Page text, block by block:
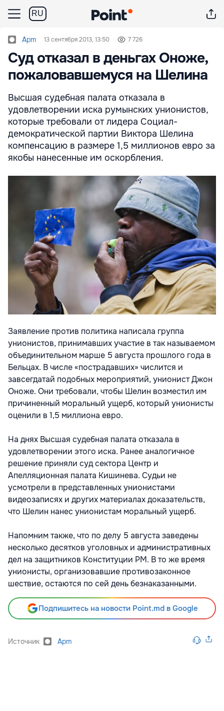
RU
Apm 13 сентября 2013, 13:50 7 726
Суд отказал в деньгах Оноже,
пожаловавшемуся на Шелина
Высшая судебная палата отказала в
удовлетворении иска румынских унионистов,
которые требовали от лидера Социал-
демократической партии Виктора Шелина
компенсацию в размере 1,5 миллионов евро за
якобы нанесенные им оскорбления.
Заявление против политика написала группа
унионистов, принимавших участие в так называемом
объединительном марше 5 августа прошлого года в
Бельцах. В числе «пострадавших» числится и
завсегдатай подобных мероприятий, унионист Джон
Оноже. Они требовали, чтобы Шелин возместил им
причиненный моральный ущерб, который унионисты
оценили в 1,5 миллиона евро.
На днях Высшая судебная палата отказала в
удовлетворении этого иска. Ранее аналогичное
решение приняли суд сектора Центр и
Апелляционная палата Кишинева. Судьи не
усмотрели в представленных унионистами
видеозаписях и других материалах доказательств,
что Шелин нанес унионистам моральный ущерб.
Напомним также, что по делу 5 августа заведены
несколько десятков уголовных и административных
дел на защитников Конституции РМ. В то же время
унионисты, организовавшие противозаконное
шествие, остаются по сей день безнаказанными.
Подпишитесь на новости Point.md в Google
Источник Apm